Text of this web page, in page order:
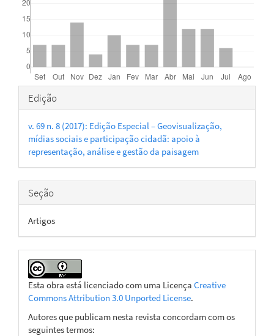
Detalhes
do
artigo
Edição
v. 69 n. 8 (2017): Edição Especial – Geovisualização,
mídias sociais e participação cidadã: apoio à
representação, análise e gestão da paisagem
Seção
Artigos
Esta obra está licenciado com uma Licença Creative
Commons Attribution 3.0 Unported License.
Autores que publicam nesta revista concordam com os
seguintes termos: